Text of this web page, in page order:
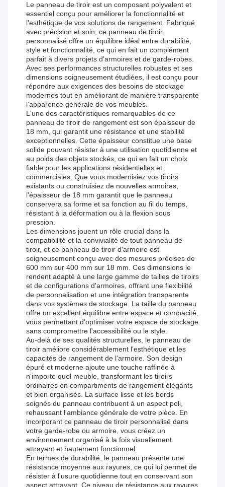
Le panneau de tiroir est un composant polyvalent et
essentiel conçu pour améliorer la fonctionnalité et
l'esthétique de vos solutions de rangement. Fabriqué
avec précision et soin, ce panneau de tiroir
personnalisé offre un équilibre idéal entre durabilité,
style et fonctionnalité, ce qui en fait un complément
parfait à divers projets d'armoires et de garde-robes.
Avec ses performances structurelles robustes et ses
dimensions soigneusement étudiées, il est conçu pour
répondre aux exigences des besoins de stockage
modernes tout en améliorant de manière transparente
l'apparence générale de vos meubles.
L'une des caractéristiques remarquables de ce
panneau de tiroir de rangement est son épaisseur de
18 mm, qui garantit une résistance et une stabilité
exceptionnelles. Cette épaisseur constitue une base
solide pouvant résister à une utilisation quotidienne et
au poids des objets stockés, ce qui en fait un choix
fiable pour les applications résidentielles et
commerciales. Que vous modernisiez vos tiroirs
existants ou construisiez de nouvelles armoires,
l'épaisseur de 18 mm garantit que le panneau
conservera sa forme et sa fonction au fil du temps,
résistant à la déformation ou à la flexion sous
pression.
Les dimensions jouent un rôle crucial dans la
compatibilité et la convivialité de tout panneau de
tiroir, et ce panneau de tiroir d'armoire est
soigneusement conçu avec des mesures précises de
600 mm sur 400 mm sur 18 mm. Ces dimensions le
rendent adapté à une large gamme de tailles de tiroirs
et de configurations d'armoires, offrant une flexibilité
de personnalisation et une intégration transparente
dans vos systèmes de stockage. La taille du panneau
offre un excellent équilibre entre espace et compacité,
vous permettant d'optimiser votre espace de stockage
sans compromettre l'accessibilité ou le style.
Au-delà de ses qualités structurelles, le panneau de
tiroir améliore considérablement l'esthétique et les
capacités de rangement de l'armoire. Son design
épuré et moderne ajoute une touche raffinée à
n'importe quel meuble, transformant les tiroirs
ordinaires en compartiments de rangement élégants
et bien organisés. La surface lisse et les bords
soignés du panneau contribuent à un aspect poli,
rehaussant l'ambiance générale de votre pièce. En
incorporant ce panneau de tiroir personnalisé dans
votre garde-robe ou armoire, vous créez un
environnement organisé à la fois visuellement
attrayant et hautement fonctionnel.
En termes de durabilité, le panneau présente une
résistance moyenne aux rayures, ce qui lui permet de
résister à l'usure quotidienne tout en conservant son
aspect attrayant. Ce niveau de résistance aux rayures